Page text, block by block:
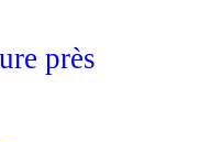
près